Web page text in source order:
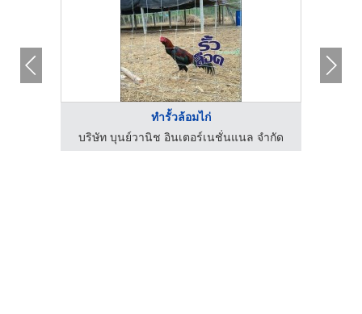
ทำรั้วล้อมไก่
บริษัท บุนย์วานิช อินเตอร์เนชั่นแนล จำกัด